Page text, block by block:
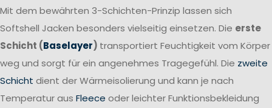
Mit dem bewährten 3-Schichten-Prinzip lassen sich
Softshell Jacken besonders vielseitig einsetzen. Die erste
Schicht (Baselayer) transportiert Feuchtigkeit vom Körper
weg und sorgt für ein angenehmes Tragegefühl. Die zweite
Schicht dient der Wärmeisolierung und kann je nach
Temperatur aus Fleece oder leichter Funktionsbekleidung